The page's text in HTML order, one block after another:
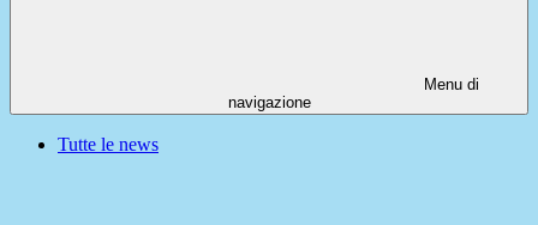
Menu di
navigazione
Tutte le news